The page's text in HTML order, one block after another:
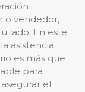
o vendedor,
lado. En este
asistencia
es más que
para
el